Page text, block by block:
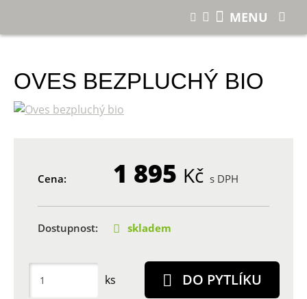
Oves bezpluchý bio
OVES BEZPLUCHÝ BIO
Cena: 1 895 Kč s DPH
Dostupnost: skladem
ks DO PYTLÍKU
MENU